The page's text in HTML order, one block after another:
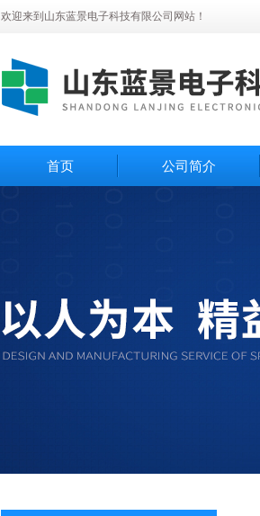
欢迎来到山东蓝景电子科技有限公司网站！
首页 公司简介